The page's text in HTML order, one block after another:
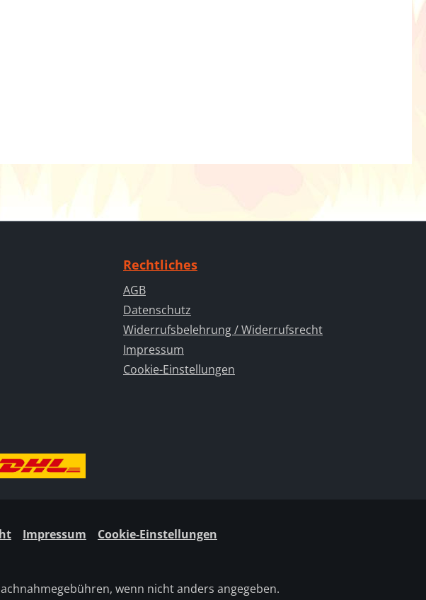
Rechtliches
AGB
Datenschutz
Widerrufsbelehrung / Widerrufsrecht
Impressum
Cookie-Einstellungen
Impressum Cookie-Einstellungen
wenn nicht anders angegeben.